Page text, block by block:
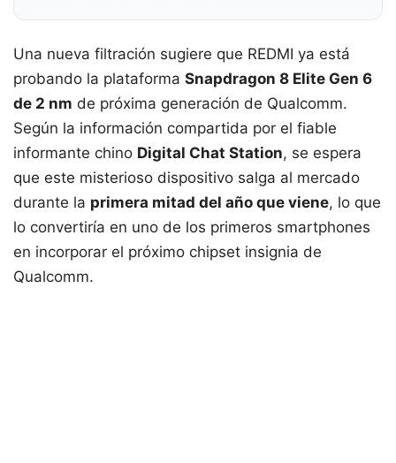
Una nueva filtración sugiere que REDMI ya está
probando la plataforma Snapdragon 8 Elite Gen 6
de 2 nm de próxima generación de Qualcomm.
Según la información compartida por el fiable
informante chino Digital Chat Station, se espera
que este misterioso dispositivo salga al mercado
durante la primera mitad del año que viene, lo que
lo convertiría en uno de los primeros smartphones
en incorporar el próximo chipset insignia de
Qualcomm.